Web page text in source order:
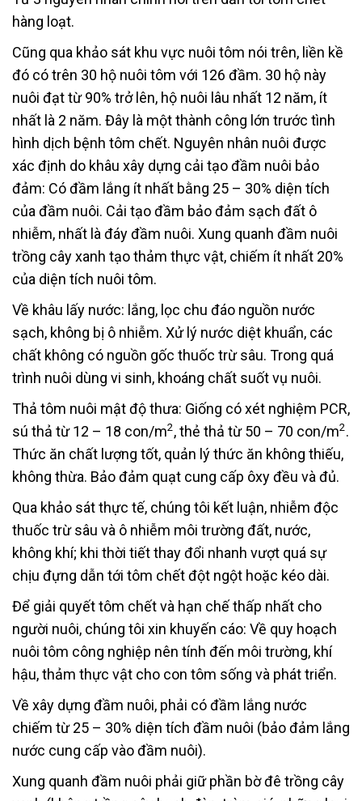
hàng loạt.
Cũng qua khảo sát khu vực nuôi tôm nói trên, liền kề
đó có trên 30 hộ nuôi tôm với 126 đầm. 30 hộ này
nuôi đạt từ 90% trở lên, hộ nuôi lâu nhất 12 năm, ít
nhất là 2 năm. Đây là một thành công lớn trước tình
hình dịch bệnh tôm chết. Nguyên nhân nuôi được
xác định do khâu xây dựng cải tạo đầm nuôi bảo
đảm: Có đầm lắng ít nhất bằng 25 – 30% diện tích
của đầm nuôi. Cải tạo đầm bảo đảm sạch đất ô
nhiễm, nhất là đáy đầm nuôi. Xung quanh đầm nuôi
trồng cây xanh tạo thảm thực vật, chiếm ít nhất 20%
của diện tích nuôi tôm.
Về khâu lấy nước: lắng, lọc chu đáo nguồn nước
sạch, không bị ô nhiễm. Xử lý nước diệt khuẩn, các
chất không có nguồn gốc thuốc trừ sâu. Trong quá
trình nuôi dùng vi sinh, khoáng chất suốt vụ nuôi.
Thả tôm nuôi mật độ thưa: Giống có xét nghiệm PCR,
sú thả từ 12 – 18 con/m2, thẻ thả từ 50 – 70 con/m2.
Thức ăn chất lượng tốt, quản lý thức ăn không thiếu,
không thừa. Bảo đảm quạt cung cấp ôxy đều và đủ.
Qua khảo sát thực tế, chúng tôi kết luận, nhiễm độc
thuốc trừ sâu và ô nhiễm môi trường đất, nước,
không khí; khi thời tiết thay đổi nhanh vượt quá sự
chịu đựng dẫn tới tôm chết đột ngột hoặc kéo dài.
Để giải quyết tôm chết và hạn chế thấp nhất cho
người nuôi, chúng tôi xin khuyến cáo: Về quy hoạch
nuôi tôm công nghiệp nên tính đến môi trường, khí
hậu, thảm thực vật cho con tôm sống và phát triển.
Về xây dựng đầm nuôi, phải có đầm lắng nước
chiếm từ 25 – 30% diện tích đầm nuôi (bảo đảm lắng
nước cung cấp vào đầm nuôi).
Xung quanh đầm nuôi phải giữ phần bờ đê trồng cây